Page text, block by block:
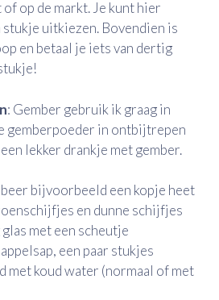
op de markt. Je kunt hier
uitkiezen. Bovendien is
en betaal je iets van dertig
: Gember gebruik ik graag in
gemberpoeder in ontbijtrepen
lekker drankje met gember.
bijvoorbeeld een kopje heet
en dunne schijfjes
met een scheutje
een paar stukjes
met koud water (normaal of met